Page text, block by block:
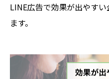
LINE広告で効果が出やす
ます。